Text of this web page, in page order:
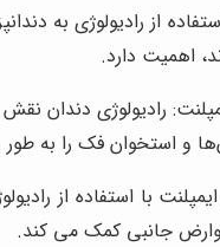
از رادیولوژی به
اهمیت دارد.
رادیولوژی دندان
فک را به طور
با استفاده از
جانبی کمک می کند.